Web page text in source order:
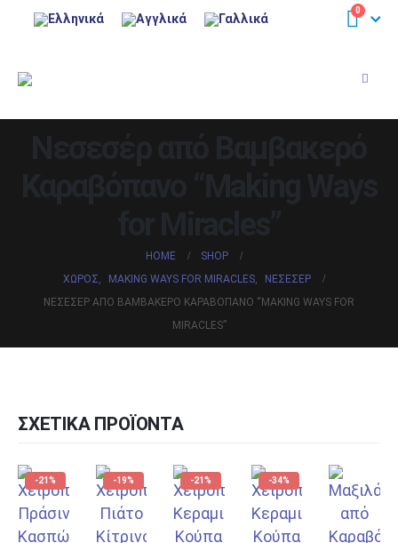
0
HOME
SHOP
ΧΏΡΟΣ, MAKING WAYS FOR MIRACLES,
ΝΕΣΕΣΈΡ
ΝΕΣΕΣΈΡ ΑΠΌ ΒΑΜΒΑΚΕΡΌ ΚΑΡΑΒΌΠΑΝΟ “MAKING WAYS FOR
MIRACLES”
ΣΧΕΤΙΚΆ ΠΡΟΪΌΝΤΑ
-21% -19% -21% -34%